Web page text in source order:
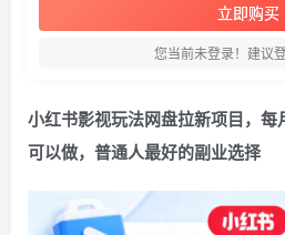
立即购买
您当前未登录！建议
小红书影视玩法网盘拉新项目，
可以做，普通人最好的副业选择